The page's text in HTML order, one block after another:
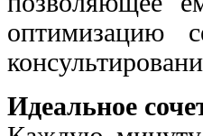
оптимизацию
Идеальное